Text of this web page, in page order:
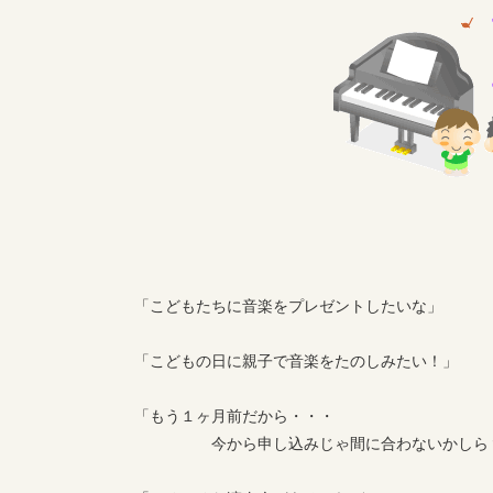
「こどもたちに音楽をプレゼントしたいな」
「こどもの日に親子で音楽をたのしみたい！」
「もう１ヶ月前だから・・・
今から申し込みじゃ間に合わないかしら